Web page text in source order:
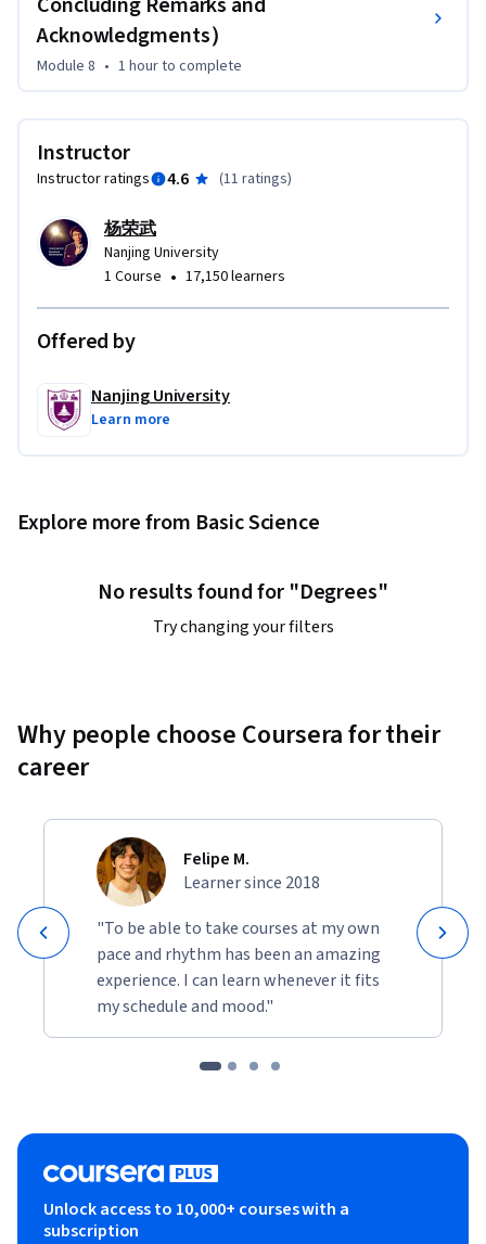
13. 蛋白质的一级结构（Primary Structure of Proteins）
14. 肽键（Peptide bonds）
15. 蛋白质的二级结构（Secondary Structure of Proteins）
18. β转角（The Beta Turn）
19. β突起（The Beta Bulge）
21. 疏水键（Hydrophobic interactions）
22. 模体（Motif）
23. 结构域（Domain）
24. 蛋白质的四级结构（Quaternary Structure of Proteins）
25. 蛋白质的折叠（Protein folding）
27. Anfinsen实验（Anfinsen’s Experiment）
28. 分子伴侣（Molecular Chaperone）
isomerase，PPI）
33. 蛋白质的功能（Functions of Proteins）
34. 兼职蛋白（Moonlighting Proteins）
37.β角蛋白（Beta Keratin）
38.胶原蛋白（Collagen）
39.肌红蛋白与血红蛋白（Myoglobin & Hemoglobin）
41.波尔效应（Bohr Effect）
42.别构效应（Allosteric effect）
44.HbF"
第二章  核酸的结构与功能（Chapter 2 Structure and
Function of Nucleic Acids)
1.碱基（Bases）
2.互变异构（Keto-enol tautomerism）
6.多种多样的RNA（Versatile RNAs）
7.核酸的一级结构（Primary Structure of Nucleic Acids）
A-DNA
Acknowledgments）
Module 8 • 1 hourto complete
Instructor
Instructor ratings 4.6 (11 ratings)
杨荣武
Nanjing University
1 Course • 17,150 learners
Offered by
Nanjing University
Learn more
Explore more from Basic Science
No results found for "Degrees"
Try changing your filters
Why people choose Coursera for their
career
Felipe M.
Learner since 2018
"To be able to take courses at my own
pace and rhythm has been an amazing
experience. I can learn whenever it fits
my schedule and mood."
Unlock access to 10,000+ courses with a
subscription